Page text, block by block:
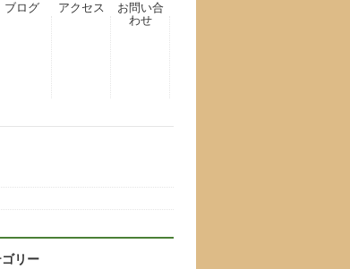
ブログ アクセス
お問い合
わせ
リー